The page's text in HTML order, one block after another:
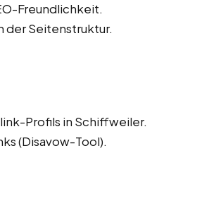
Freundlichkeit.
der Seitenstruktur.
Profils in Schiffweiler.
(Disavow-Tool).